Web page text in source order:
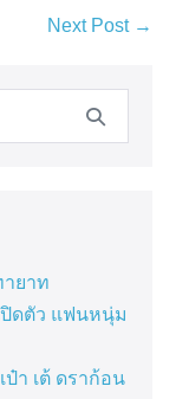
Next Post →
ายาท
ปิดตัว แฟนหนุ่ม
า เต้ ดราก้อน